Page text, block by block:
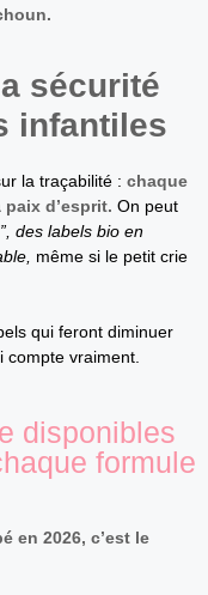
sécurité
infantiles
la traçabilité : chaque
d’esprit. On peut
des labels bio en
même si le petit crie
qui feront diminuer
compte vraiment.
disponibles
formule
en 2026, c’est le